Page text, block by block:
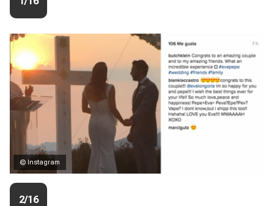
© Instagram
2/16